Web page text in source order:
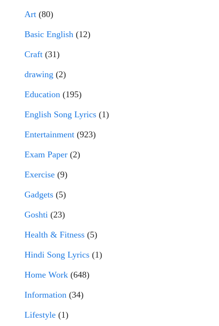
Art (80)
Basic English (12)
Craft (31)
drawing (2)
Education (195)
English Song Lyrics (1)
Entertainment (923)
Exam Paper (2)
Exercise (9)
Gadgets (5)
Goshti (23)
Health & Fitness (5)
Hindi Song Lyrics (1)
Home Work (648)
Information (34)
Lifestyle (1)